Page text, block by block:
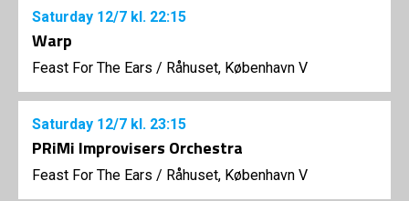
Saturday 12/7 kl. 22:15
Warp
Feast For The Ears / Råhuset, København V
Saturday 12/7 kl. 23:15
PRiMi Improvisers Orchestra
Feast For The Ears / Råhuset, København V